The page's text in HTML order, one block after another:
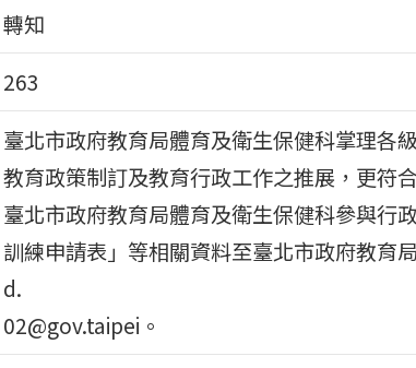
轉知
263
臺北市政府教育局體育及衛生保健科掌理各
教育政策制訂及教育行政工作之推展，更符
臺北市政府教育局體育及衛生保健科參與行
訓練申請表」等相關資料至臺北市政府教
d.
02@gov.taipei。